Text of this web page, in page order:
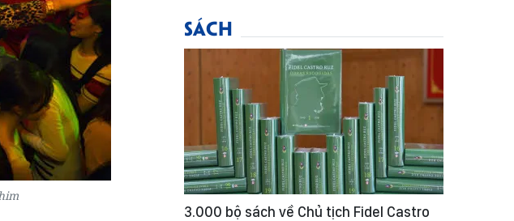
SÁCH
3.000 bộ sách về Chủ tịch Fidel Castro